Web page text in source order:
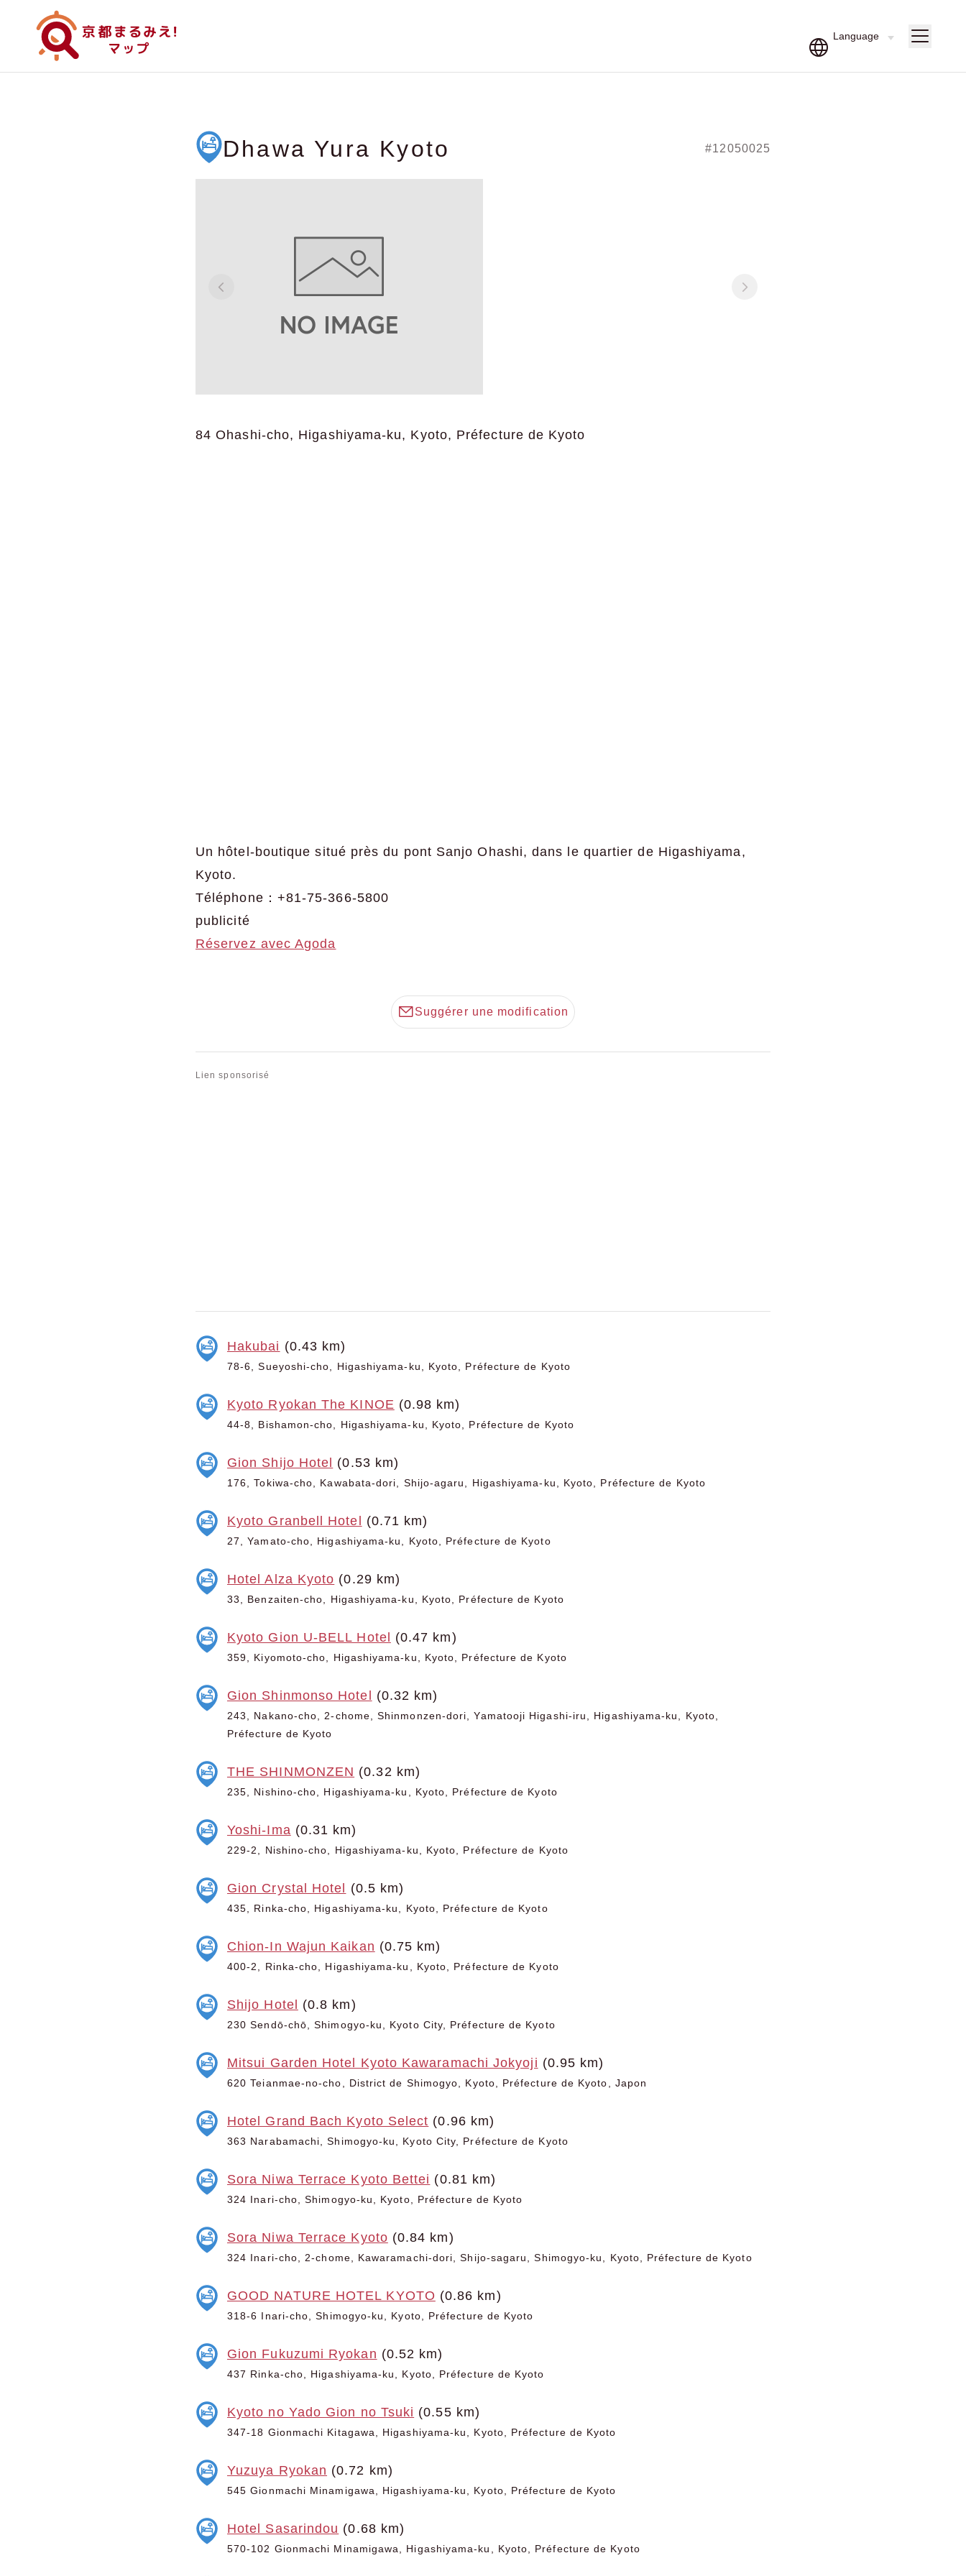
Dhawa Yura Kyoto #12050025
84 Ohashi-cho, Higashiyama-ku, Kyoto, Préfecture de Kyoto
Un hôtel-boutique situé près du pont Sanjo Ohashi, dans le quartier de Higashiyama,
Kyoto.
Téléphone：+81-75-366-5800
publicité
Réservez avec Agoda
Suggérer une modification
Lien sponsorisé
Hakubai (0.43 km)
78-6, Sueyoshi-cho, Higashiyama-ku, Kyoto, Préfecture de Kyoto
Kyoto Ryokan The KINOE (0.98 km)
44-8, Bishamon-cho, Higashiyama-ku, Kyoto, Préfecture de Kyoto
Gion Shijo Hotel (0.53 km)
176, Tokiwa-cho, Kawabata-dori, Shijo-agaru, Higashiyama-ku, Kyoto, Préfecture de Kyoto
Kyoto Granbell Hotel (0.71 km)
27, Yamato-cho, Higashiyama-ku, Kyoto, Préfecture de Kyoto
Hotel Alza Kyoto (0.29 km)
33, Benzaiten-cho, Higashiyama-ku, Kyoto, Préfecture de Kyoto
Kyoto Gion U-BELL Hotel (0.47 km)
359, Kiyomoto-cho, Higashiyama-ku, Kyoto, Préfecture de Kyoto
Gion Shinmonso Hotel (0.32 km)
243, Nakano-cho, 2-chome, Shinmonzen-dori, Yamatooji Higashi-iru, Higashiyama-ku, Kyoto,
Préfecture de Kyoto
THE SHINMONZEN (0.32 km)
235, Nishino-cho, Higashiyama-ku, Kyoto, Préfecture de Kyoto
Yoshi-Ima (0.31 km)
229-2, Nishino-cho, Higashiyama-ku, Kyoto, Préfecture de Kyoto
Gion Crystal Hotel (0.5 km)
435, Rinka-cho, Higashiyama-ku, Kyoto, Préfecture de Kyoto
Chion-In Wajun Kaikan (0.75 km)
400-2, Rinka-cho, Higashiyama-ku, Kyoto, Préfecture de Kyoto
Shijo Hotel (0.8 km)
230 Sendō-chō, Shimogyo-ku, Kyoto City, Préfecture de Kyoto
Mitsui Garden Hotel Kyoto Kawaramachi Jokyoji (0.95 km)
620 Teianmae-no-cho, District de Shimogyo, Kyoto, Préfecture de Kyoto, Japon
Hotel Grand Bach Kyoto Select (0.96 km)
363 Narabamachi, Shimogyo-ku, Kyoto City, Préfecture de Kyoto
Sora Niwa Terrace Kyoto Bettei (0.81 km)
324 Inari-cho, Shimogyo-ku, Kyoto, Préfecture de Kyoto
Sora Niwa Terrace Kyoto (0.84 km)
324 Inari-cho, 2-chome, Kawaramachi-dori, Shijo-sagaru, Shimogyo-ku, Kyoto, Préfecture de Kyoto
GOOD NATURE HOTEL KYOTO (0.86 km)
318-6 Inari-cho, Shimogyo-ku, Kyoto, Préfecture de Kyoto
Gion Fukuzumi Ryokan (0.52 km)
437 Rinka-cho, Higashiyama-ku, Kyoto, Préfecture de Kyoto
Kyoto no Yado Gion no Tsuki (0.55 km)
347-18 Gionmachi Kitagawa, Higashiyama-ku, Kyoto, Préfecture de Kyoto
Yuzuya Ryokan (0.72 km)
545 Gionmachi Minamigawa, Higashiyama-ku, Kyoto, Préfecture de Kyoto
Hotel Sasarindou (0.68 km)
570-102 Gionmachi Minamigawa, Higashiyama-ku, Kyoto, Préfecture de Kyoto